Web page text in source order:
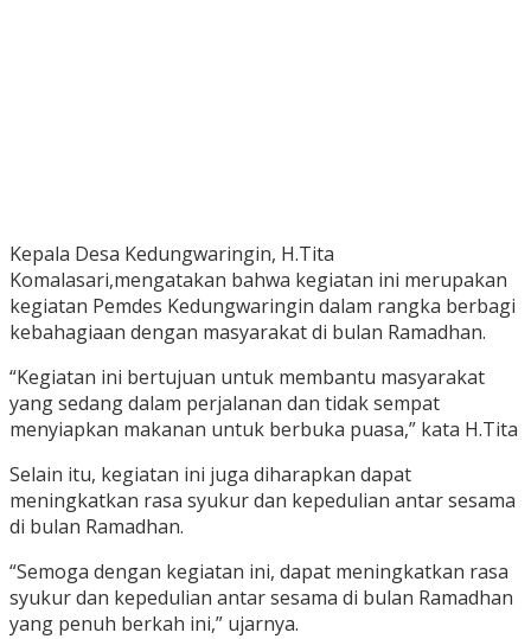
Kepala Desa Kedungwaringin, H.Tita
Komalasari,mengatakan bahwa kegiatan ini merupakan
kegiatan Pemdes Kedungwaringin dalam rangka berbagi
kebahagiaan dengan masyarakat di bulan Ramadhan.
“Kegiatan ini bertujuan untuk membantu masyarakat
yang sedang dalam perjalanan dan tidak sempat
menyiapkan makanan untuk berbuka puasa,” kata H.Tita
Selain itu, kegiatan ini juga diharapkan dapat
meningkatkan rasa syukur dan kepedulian antar sesama
di bulan Ramadhan.
“Semoga dengan kegiatan ini, dapat meningkatkan rasa
syukur dan kepedulian antar sesama di bulan Ramadhan
yang penuh berkah ini,” ujarnya.